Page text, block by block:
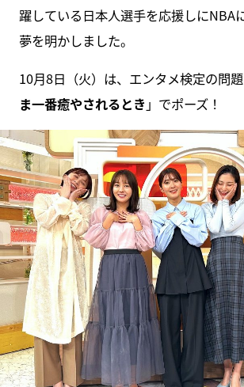
躍している日本人選手を応援しにNBA
夢を明かしました。
10月8日（火）は、エンタメ検定の問
ま一番癒やされるとき 」でポーズ！